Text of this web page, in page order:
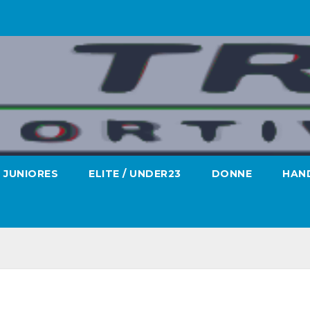
JUNIORES ELITE / UNDER23 DONNE